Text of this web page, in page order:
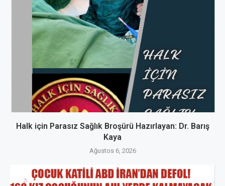
Halk için Parasız Sağlık Broşürü Hazırlayan: Dr. Barış
Kaya
Ağustos 6, 2026